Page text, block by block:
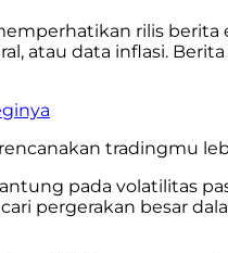
rilis
atau data inflasi.
tradingmu
pada volatilitas
pergerakan besar